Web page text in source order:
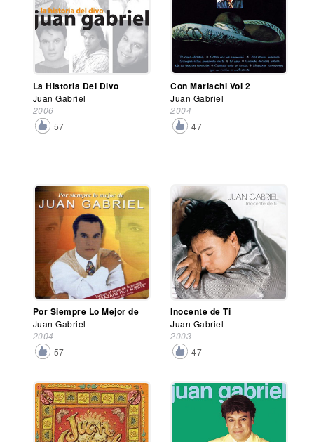
La Historia Del Divo
Juan Gabriel
2006
57
Con Mariachi Vol 2
Juan Gabriel
2004
47
Por Siempre Lo Mejor de
Juan Gabriel
2004
57
Inocente de Ti
Juan Gabriel
2003
47